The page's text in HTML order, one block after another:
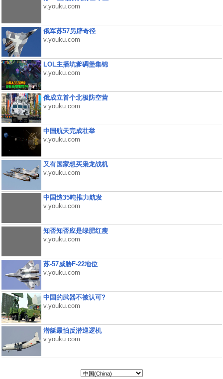
v.youku.com
俄军苏57另辟奇径
v.youku.com
LOL主播坑爹碉堡集锦
v.youku.com
俄成立首个北极防空营
v.youku.com
中国航天完成壮举
v.youku.com
又有国家想买枭龙战机
v.youku.com
中国造35吨推力航发
v.youku.com
知否知否应是绿肥红瘦
v.youku.com
苏-57威胁F-22地位
v.youku.com
中国的武器不被认可?
v.youku.com
潜艇最怕反潜巡逻机
v.youku.com